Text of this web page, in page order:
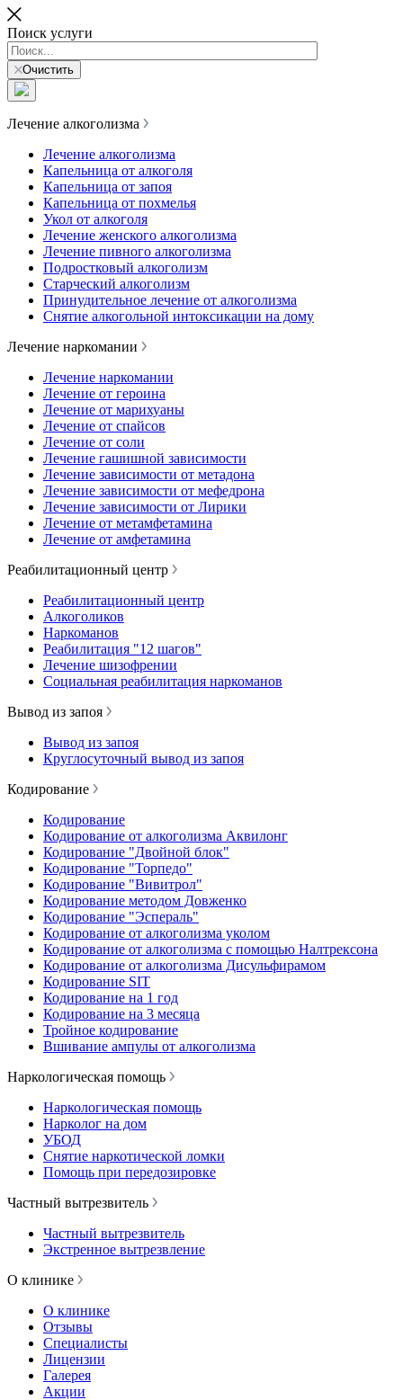
Поиск услуги
Очистить
Лечение алкоголизма
Лечение алкоголизма
Капельница от алкоголя
Капельница от запоя
Капельница от похмелья
Укол от алкоголя
Лечение женского алкоголизма
Лечение пивного алкоголизма
Подростковый алкоголизм
Старческий алкоголизм
Принудительное лечение от алкоголизма
Снятие алкогольной интоксикации на дому
Лечение наркомании
Лечение наркомании
Лечение от героина
Лечение от марихуаны
Лечение от спайсов
Лечение от соли
Лечение гашишной зависимости
Лечение зависимости от метадона
Лечение зависимости от мефедрона
Лечение зависимости от Лирики
Лечение от метамфетамина
Лечение от амфетамина
Реабилитационный центр
Реабилитационный центр
Алкоголиков
Наркоманов
Реабилитация "12 шагов"
Лечение шизофрении
Социальная реабилитация наркоманов
Вывод из запоя
Вывод из запоя
Круглосуточный вывод из запоя
Кодирование
Кодирование
Кодирование от алкоголизма Аквилонг
Кодирование "Двойной блок"
Кодирование "Торпедо"
Кодирование "Вивитрол"
Кодирование методом Довженко
Кодирование "Эспераль"
Кодирование от алкоголизма уколом
Кодирование от алкоголизма с помощью Налтрексона
Кодирование от алкоголизма Дисульфирамом
Кодирование SIT
Кодирование на 1 год
Кодирование на 3 месяца
Тройное кодирование
Вшивание ампулы от алкоголизма
Наркологическая помощь
Наркологическая помощь
Нарколог на дом
УБОД
Снятие наркотической ломки
Помощь при передозировке
Частный вытрезвитель
Частный вытрезвитель
Экстренное вытрезвление
О клинике
О клинике
Отзывы
Специалисты
Лицензии
Галерея
Акции